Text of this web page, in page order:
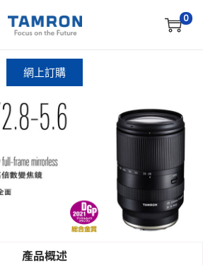
0
網上訂購
產品概述